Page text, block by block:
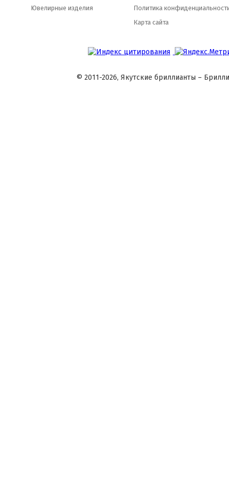
Ювелирные изделия
Политика
Карта сайта
© 2011-2026, Якутские бриллианты –